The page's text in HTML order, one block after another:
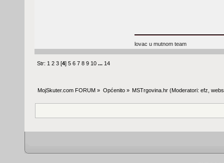
lovac u mutnom team
Str: 1 2 3 [4]5 6 7 8 9 10 ... 14
MojSkuter.com FORUM » Općenito» MSTrgovina.hr(Moderatori: efz